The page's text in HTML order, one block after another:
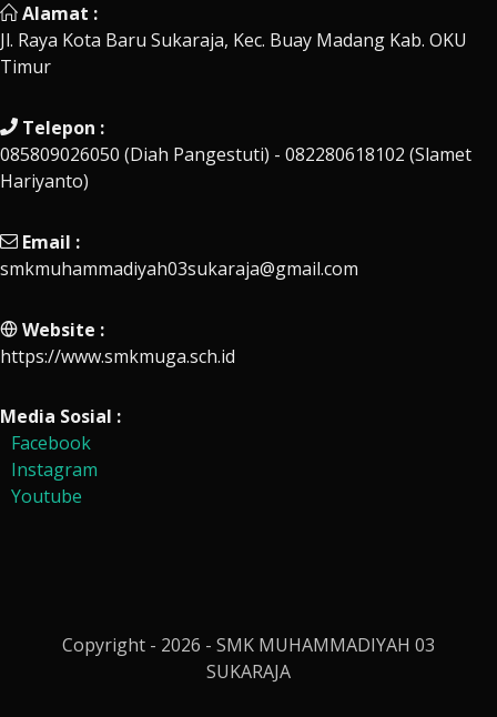
Alamat :
Jl. Raya Kota Baru Sukaraja, Kec. Buay Madang Kab. OKU
Timur
Telepon :
085809026050 (Diah Pangestuti) - 082280618102 (Slamet
Hariyanto)
Email :
smkmuhammadiyah03sukaraja@gmail.com
Website :
https://www.smkmuga.sch.id
Media Sosial :
Facebook
Instagram
Youtube
Copyright - 2026 - SMK MUHAMMADIYAH 03
SUKARAJA